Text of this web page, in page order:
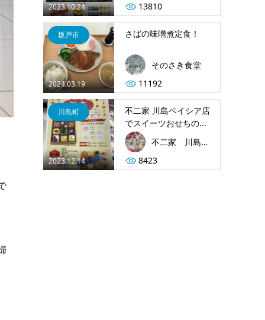
2023.10.24
13810
2024.03.19
坂戸市 さばの味噌煮定食！
そのさき食堂
11192
2023.12.14
川島町
不二家 川島ベイシア店
でスイーツおせちの...
不二家 川島ベイシア店
8423